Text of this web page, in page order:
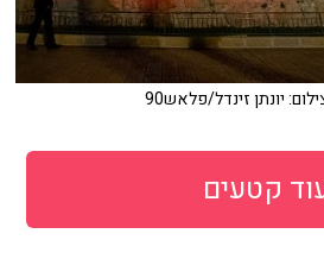
יונתן זינדל/פלאש90
קטעים